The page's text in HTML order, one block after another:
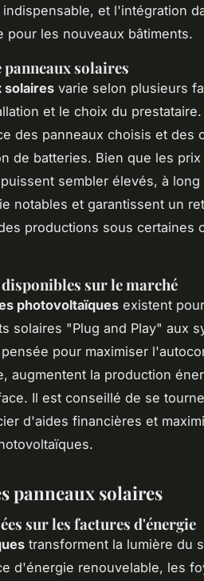
et l'intégration
pour les nouveaux bâtiments.
solaires
solaires varie selon plusieurs
et le choix du
des panneaux choisis et des
de batteries. Bien que les prix
sembler élevés, à long
notables et garantissent un
productions sous certaines
sur le marché
photovoltaïques existent
solaires "Plug and Play" aux
pour maximiser
augmentent la production
Il est conseillé de se
d'aides financières et
panneaux solaires
sur les factures d'énergie
transforment la lumière du
d'énergie renouvelable, les